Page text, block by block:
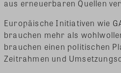
aus erneuerbaren Quellen
Europäische Initiativen wie
brauchen mehr als
brauchen einen politischen
Zeitrahmen und